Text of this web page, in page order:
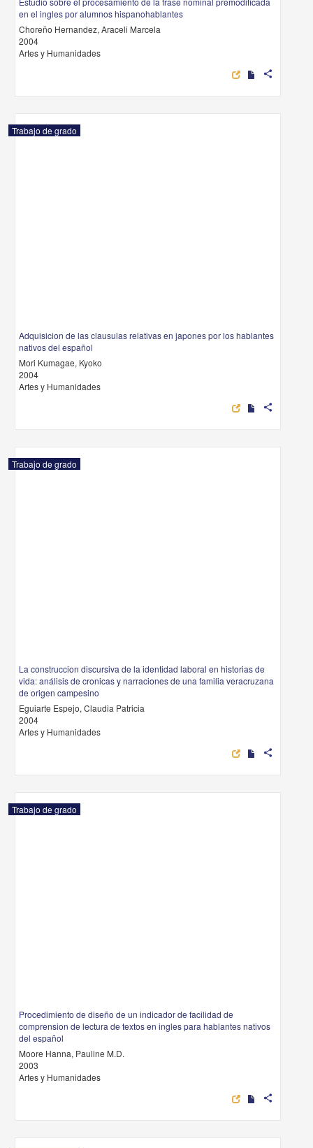
en el ingles por alumnos hispanohablantes
Choreño Hernandez, Araceli Marcela
2004
Artes y Humanidades
share
Trabajo de grado
Adquisicion de las clausulas relativas en japones por los hablantes
nativos del español
Mori Kumagae, Kyoko
2004
Artes y Humanidades
share
Trabajo de grado
La construccion discursiva de la identidad laboral en historias de
vida: análisis de cronicas y narraciones de una familia veracruzana
de origen campesino
Eguiarte Espejo, Claudia Patricia
2004
Artes y Humanidades
share
Trabajo de grado
Procedimiento de diseño de un indicador de facilidad de
comprension de lectura de textos en ingles para hablantes nativos
del español
Moore Hanna, Pauline M.D.
2003
Artes y Humanidades
share